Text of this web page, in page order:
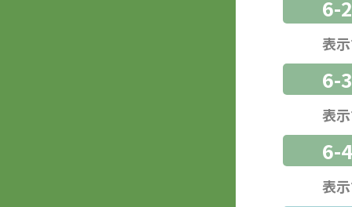
6-
表
6-
表
6-
表